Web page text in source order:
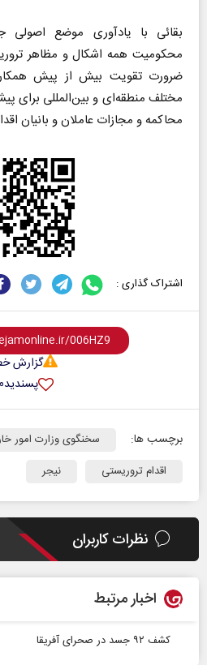
بقائی با یادآوری موضع اصولی
محکومیت همه اشکال و مظاهر
ضرورت تقویت بیش از پیش
مختلف منطقه‌ای و بین‌المللی برای
محاکمه و مجازات عاملان و بانیان
اشتراک گذاری :
گزارش
برچسب ها:
سخنگوی وزارت امور
اقدام تروریستی
نیجر
نظرات کاربران
اخبار مرتبط
کشف ۹۲ جسد در صحرای آفریقا